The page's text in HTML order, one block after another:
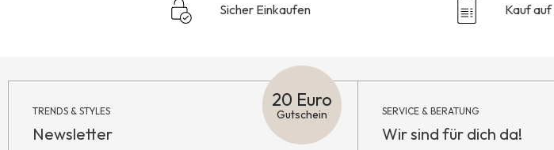
Sicher Einkaufen Kauf auf
TRENDS & STYLES
Newsletter
20 Euro
Gutschein SERVICE & BERATUNG
Wir sind für dich da!